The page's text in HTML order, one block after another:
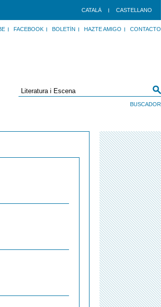
CATALÀ CASTELLANO
FACEBOOK BOLETÍN HAZTE AMIGO CONTACTO